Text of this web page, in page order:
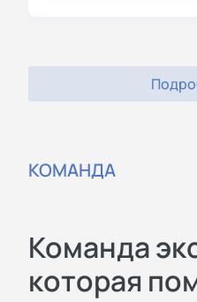
КОМАНДА
Команда
которая